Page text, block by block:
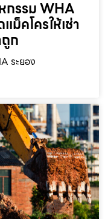
กรรม WHA
ม็คโครให้เช่า
ก
ระยอง